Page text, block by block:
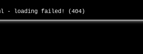
- loading failed! (404)